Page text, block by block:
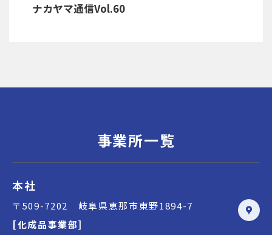
ナカヤマ通信Vol.60
事業所一覧
本社
〒509-7202 岐阜県恵那市東野1894-7
[化成品事業部]